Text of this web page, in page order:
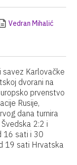
Vedran Mihalić
savez Karlovačke
dvorani na
prvenstvo
Rusije,
dana turnira
2:2 i
16 sati i 30
19 sati Hrvatska